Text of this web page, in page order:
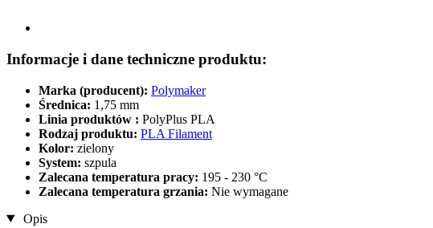
Informacje i dane techniczne produktu:
Marka (producent): Polymaker
Średnica: 1,75 mm
Linia produktów : PolyPlus PLA
Rodzaj produktu: PLA Filament
Kolor: zielony
System: szpula
Zalecana temperatura pracy: 195 - 230 °C
Zalecana temperatura grzania: Nie wymagane
Opis